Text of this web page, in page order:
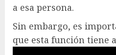
a esa persona.
Sin embargo, es
que esta función tiene